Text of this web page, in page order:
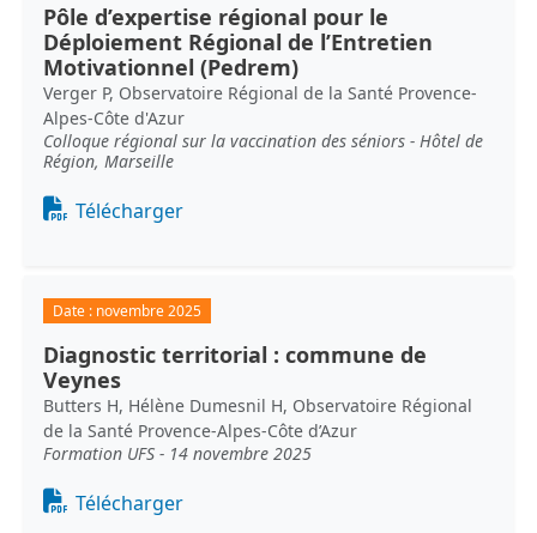
Pôle d’expertise régional pour le
Déploiement Régional de l’Entretien
Motivationnel (Pedrem)
Verger P, Observatoire Régional de la Santé Provence-
Alpes-Côte d'Azur
Colloque régional sur la vaccination des séniors - Hôtel de
Région, Marseille
Document
Télécharger
Date : novembre 2025
Diagnostic territorial : commune de
Veynes
Butters H, Hélène Dumesnil H, Observatoire Régional
de la Santé Provence-Alpes-Côte d’Azur
Formation UFS - 14 novembre 2025
Document
Télécharger